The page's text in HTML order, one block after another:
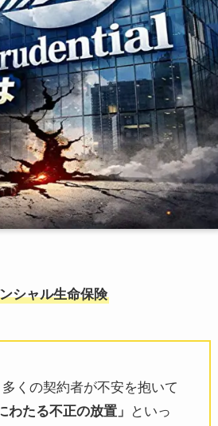
シャル生命保険
くの契約者が不安を抱いて
わたる不正の放置」
といっ